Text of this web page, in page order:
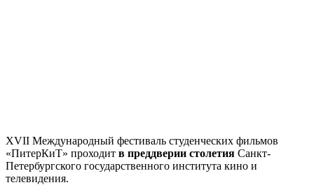
ХVII Международный фестиваль студенческих фильмов
«ПитерКиТ» проходит в преддверии столетия Санкт-
Петербургского государственного института кино и
телевидения.